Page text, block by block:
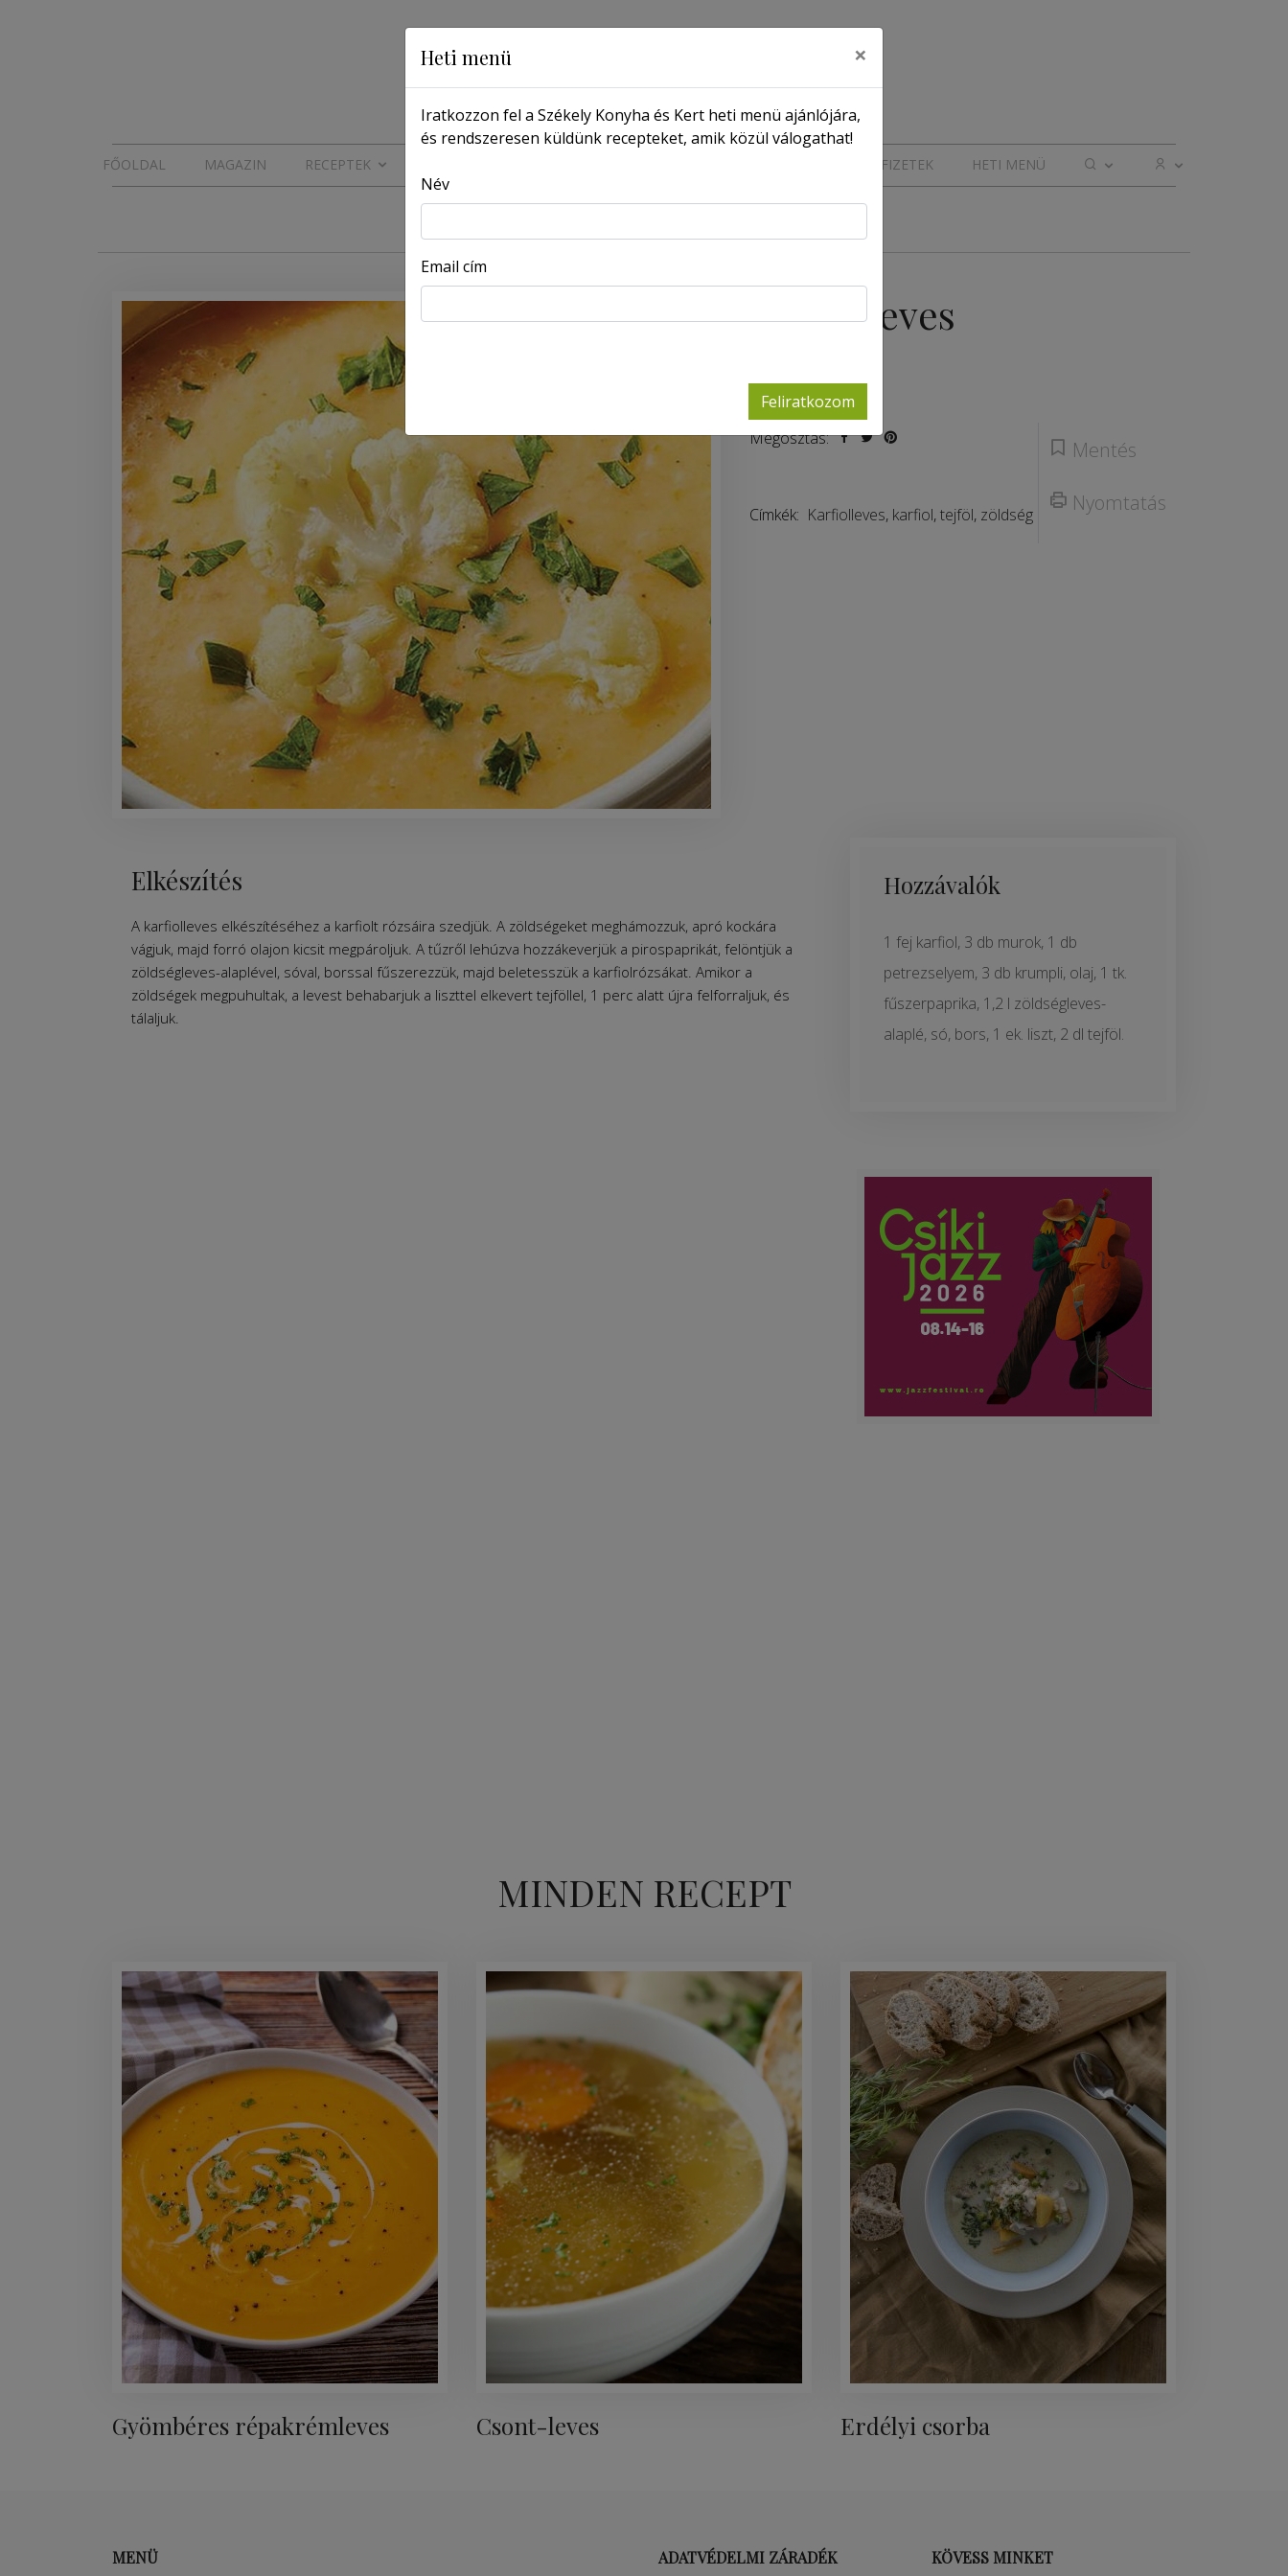
FŐOLDAL MAGAZIN RECEPTEK ELŐFIZETEK HETI MENÜ
Karfiolleves
Mentés
Nyomtatás
Megosztás:
Címkék: Karfiolleves, karfiol,tejföl, zöldség
Elkészítés
A karfiolleves elkészítéséhez a karfiolt rózsáira szedjük. A zöldségeket meghámozzuk, apró kockára
vágjuk, majd forró olajon kicsit megpároljuk. A tűzről lehúzva hozzákeverjük a pirospaprikát, felöntjük a
zöldségleves-alaplével, sóval, borssal fűszerezzük, majd beletesszük a karfiolrózsákat. Amikor a
zöldségek megpuhultak, a levest behabarjuk a liszttel elkevert tejföllel, 1 perc alatt újra felforraljuk, és
tálaljuk.
Hozzávalók
1 fej karfiol, 3 db murok, 1 db
petrezselyem, 3 db krumpli, olaj, 1 tk.
fűszerpaprika, 1,2 l zöldségleves-
alaplé, só, bors, 1 ek. liszt, 2 dl tejföl.
MINDEN RECEPT
Gyömbéres répakrémleves Csont-leves Erdélyi csorba
MENÜ ADATVÉDELMI ZÁRADÉK KÖVESS MINKET
Heti menü ×
Iratkozzon fel a Székely Konyha és Kert heti menü ajánlójára,
és rendszeresen küldünk recepteket, amik közül válogathat!
Név
Email cím
Feliratkozom